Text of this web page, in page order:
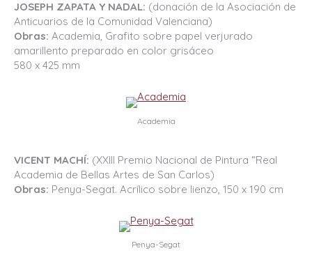
JOSEPH ZAPATA Y NADAL: (donación de la Asociación de
Anticuarios de la Comunidad Valenciana)
Obras: Academia, Grafito sobre papel verjurado
amarillento preparado en color grisáceo
580 x 425 mm
Academia
VICENT MACHÍ: (XXIII Premio Nacional de Pintura “Real
Academia de Bellas Artes de San Carlos)
Obras: Penya-Segat. Acrílico sobre lienzo, 150 x 190 cm
Penya-Segat